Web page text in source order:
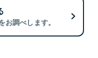
調べします。